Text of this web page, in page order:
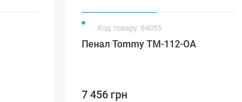
Код товару: 84055
Пенал Tommy TM-112-OA
7 456 грн